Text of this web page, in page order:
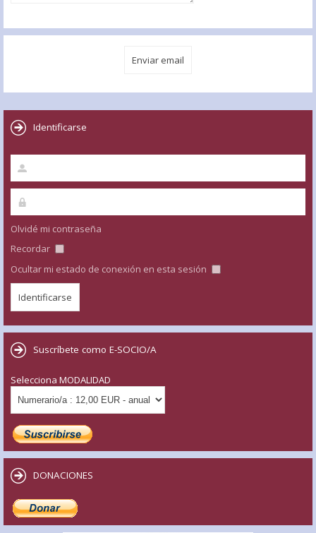
Identificarse
Olvidé mi contraseña
Recordar
Ocultar mi estado de conexión en esta sesión
Suscríbete como E-SOCIO/A
Selecciona MODALIDAD
DONACIONES